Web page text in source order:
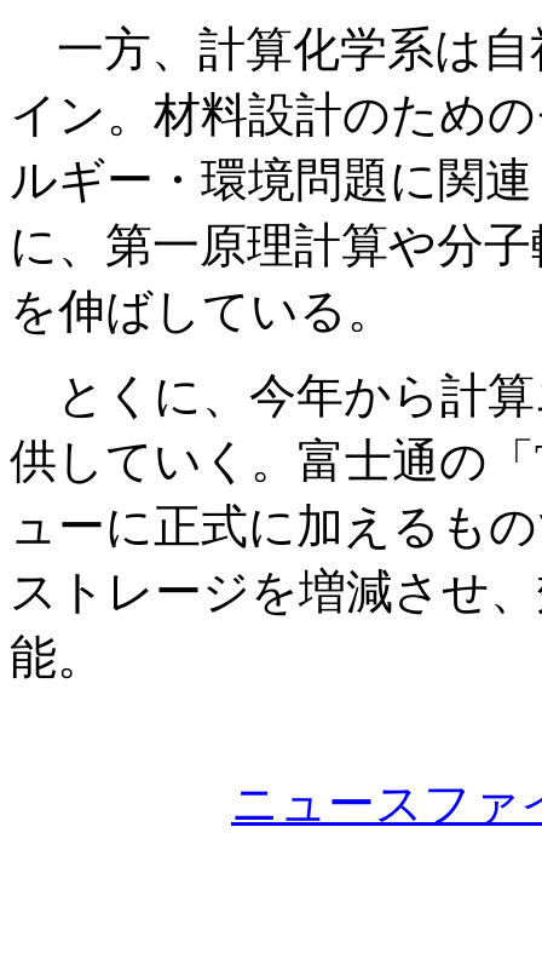
一方、計算化学系は自
イン。材料設計のため
ルギー・環境問題に関
に、第一原理計算や分
を伸ばしている。
とくに、今年から計
供していく。富士通の
ューに正式に加えるも
ストレージを増減させ
能。
ニュースファ